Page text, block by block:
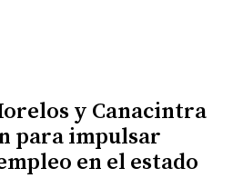
y Canacintra
para impulsar
en el estado